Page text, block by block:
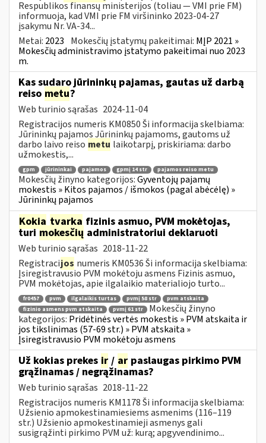
Respublikos finansų ministerijos (toliau ― VMI prie FM)
informuoja, kad VMI prie FM viršininko 2023-04-27
įsakymu Nr. VA-34...
Metai: 2023 Mokesčių įstatymų pakeitimai: MĮP 2021 »
Mokesčių administravimo įstatymo pakeitimai nuo 2023
m.
Kas sudaro jūrininkų pajamas, gautas už darbą
reiso metu?
Web turinio sąrašas 2024-11-04
Registracijos numeris KM0850 Ši informacija skelbiama:
Jūrininkų pajamos Jūrininkų pajamoms, gautoms už
darbo laivo reiso metu laikotarpį, priskiriama: darbo
užmokestis,...
gpm jūrininkai pajamos gpmį 14 str pajamos reiso metu
Mokesčių žinyno kategorijos:Gyventojų pajamų
mokestis » Kitos pajamos / išmokos (pagal abėcėlę) »
Jūrininkų pajamos
Kokia tvarka fizinis asmuo, PVM mokėtojas,
turimokesčių administratoriui deklaruoti
Web turinio sąrašas 2018-11-22
Registracijos numeris KM0536 Ši informacija skelbiama:
Įsiregistravusio PVM mokėtoju asmens Fizinis asmuo,
PVM mokėtojas, apie ilgalaikio materialiojo turto...
fr0457 pvm ilgalaikis turtas pvmį 58 str
pvm atskaita
fizinio asmens pvm atskaita
pvmį 61 str
Mokesčių žinyno
kategorijos: Pridėtinės vertės mokestis » PVM atskaita ir
jos tikslinimas (57-69 str.) » PVM atskaita »
Įsiregistravusio PVM mokėtoju asmens
Už kokias prekes ir / ar paslaugas pirkimo PVM
grąžinamas / negrąžinamas?
Web turinio sąrašas 2018-11-22
Registracijos numeris KM1178 Ši informacija skelbiama:
Užsienio apmokestinamiesiems asmenims (116–119
str.) Užsienio apmokestinamieji asmenys gali
susigrąžinti pirkimo PVM už: kurą; apgyvendinimo...